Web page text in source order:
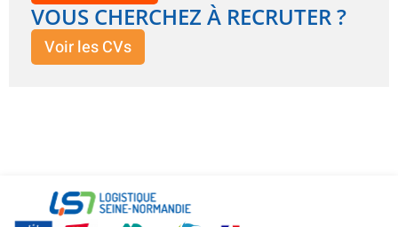
VOUS CHERCHEZ À RECRUTER ?
Voir les CVs